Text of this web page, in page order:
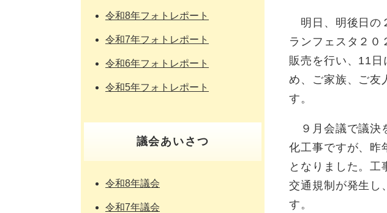
明日、明後日の
ランフェスタ２０
販売を行い、11
め、ご家族、ご友
す。
９月会議で議決
化工事ですが、昨
となりました。工
交通規制が発生し
す。
令和8年フォトレポート
令和7年フォトレポート
令和6年フォトレポート
令和5年フォトレポート
議会あいさつ
令和8年議会
令和7年議会